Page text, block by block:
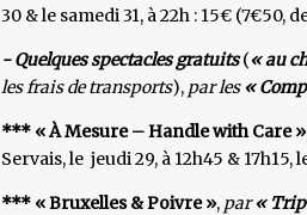
30 & le samedi 31, à 22h : 15€ (7€50,
- Quelques spectacles gratuits(« au
les frais de transports), par les«
*** « À Mesure – Handle with Care »
Servais, le jeudi 29, à 12h45 & 17h15,
*** « Bruxelles & Poivre », par«